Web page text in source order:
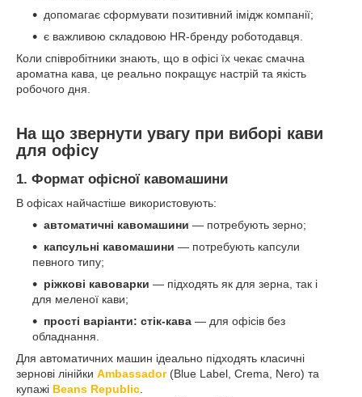
допомагає сформувати позитивний імідж компанії;
є важливою складовою HR-бренду роботодавця.
Коли співробітники знають, що в офісі їх чекає смачна
ароматна кава, це реально покращує настрій та якість
робочого дня.
На що звернути увагу при виборі кави
для офісу
1. Формат офісної кавомашини
В офісах найчастіше використовують:
автоматичні кавомашини — потребують зерно;
капсульні кавомашини — потребують капсули
певного типу;
ріжкові кавоварки — підходять як для зерна, так і
для меленої кави;
прості варіанти: стік-кава — для офісів без
обладнання.
Для автоматичних машин ідеально підходять класичні
зернові лінійки Ambassador (Blue Label, Crema, Nero) та
купажі Beans Republic.